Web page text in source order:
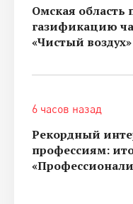
Омская область
газификацию
«Чистый воздух»
6 часов назад
Рекордный
профессиям: